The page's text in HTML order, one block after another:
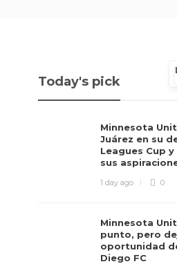
Today's pick
Minnesota
Juárez en su
Leagues Cup
sus
1 day ago 0
Minnesota
punto, pero
oportunidad
Diego FC